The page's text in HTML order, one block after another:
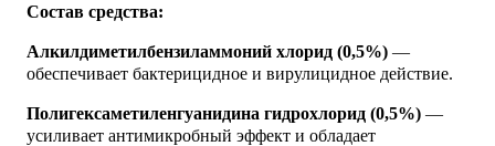
Состав средства:
Алкилдиметилбензиламмоний хлорид (0,5%) —
обеспечивает бактерицидное и вирулицидное действие.
Полигексаметиленгуанидина гидрохлорид (0,5%) —
усиливает антимикробный эффект и обладает